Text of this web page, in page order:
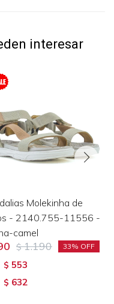
interesar
Molekinha de
- 2140.755-11556 -
camel
$ 1.190 33
$ 553
$ 632